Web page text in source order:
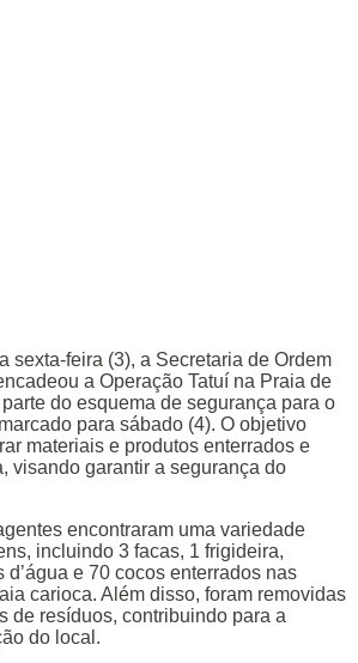
sexta-feira (3), a Secretaria de Ordem
a Operação Tatuí na Praia de
do esquema de segurança para o
para sábado (4). O objetivo
materiais e produtos enterrados e
visando garantir a segurança do
encontraram uma variedade
incluindo 3 facas, 1 frigideira,
d’água e 70 cocos enterrados nas
carioca. Além disso, foram removidas
de resíduos, contribuindo para a
do local.